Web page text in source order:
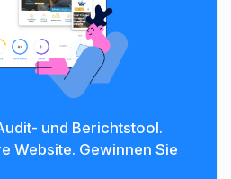
und Berichtstool.
Website. Gewinnen Sie